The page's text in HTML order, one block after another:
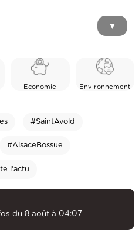
▼
Economie Environnement
#SaintAvold
#AlsaceBossue
l'actu
du 8 août à 04:07